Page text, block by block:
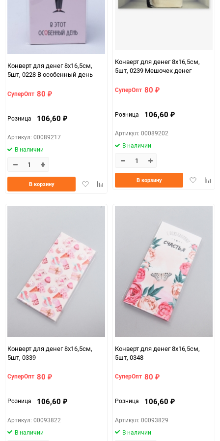
Конверт для денег 8х16,5см,
5шт, 0228 В особенный день
СуперОпт 80 ₽
Розница 106,60 ₽
Артикул: 00089217
В наличии
ДобавитьДобавить
В корзину
Конверт для денег 8х16,5см,
5шт, 0239 Мешочек денег
СуперОпт 80 ₽
Розница 106,60 ₽
Артикул: 00089202
В наличии
Добавить
В корзину
Конверт для денег 8х16,5см,
5шт, 0339
СуперОпт 80 ₽
Розница 106,60 ₽
Артикул: 00093822
В наличии
Конверт для денег 8х16,5см,
5шт, 0348
СуперОпт 80 ₽
Розница 106,60 ₽
Артикул: 00093829
В наличии